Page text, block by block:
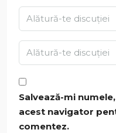
Salvează-mi
acest navigator
comentez.